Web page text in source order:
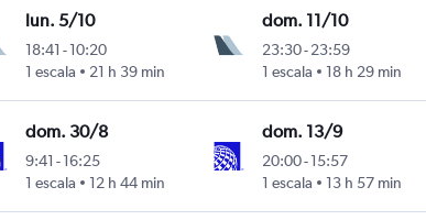
lun. 5/10
18:41 -10:20
1 escala
21 h 39 min
dom. 11/10
23:30-23:59
1 escala
18 h 29 min
dom. 30/8
9:41 -16:25
1 escala
12 h 44 min
dom. 13/9
20:00-15:57
1 escala
13 h 57 min